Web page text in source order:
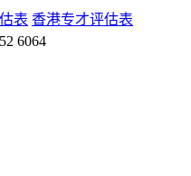
表 香港专才评估表
6064